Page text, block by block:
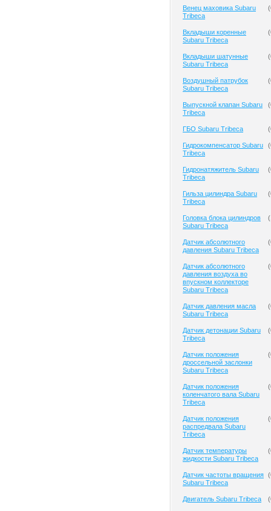
Венец маховика Subaru
Tribeca
(
Вкладыши коренные
Subaru Tribeca
(
Вкладыши шатунные
Subaru Tribeca
(
Воздушный патрубок
Subaru Tribeca
(
Выпускной клапан Subaru
Tribeca
(
ГБО Subaru Tribeca (
Гидрокомпенсатор Subaru
Tribeca
(
Гидронатяжитель Subaru
Tribeca
(
Гильза цилиндра Subaru
Tribeca
(
Головка блока цилиндров
Subaru Tribeca
(
Датчик абсолютного
давления Subaru Tribeca
(
Датчик абсолютного
давления воздуха во
впускном коллекторе
Subaru Tribeca
(
Датчик давления масла
Subaru Tribeca
(
Датчик детонации Subaru
Tribeca
(
Датчик положения
дроссельной заслонки
Subaru Tribeca
(
Датчик положения
коленчатого вала Subaru
Tribeca
(
Датчик положения
распредвала Subaru
Tribeca
(
Датчик температуры
жидкости Subaru Tribeca
(
Датчик частоты вращения
Subaru Tribeca
(
Двигатель Subaru Tribeca (